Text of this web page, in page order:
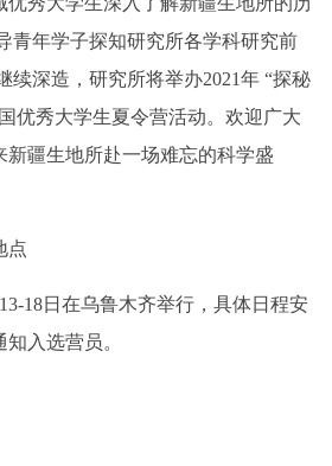
青年学子探知研究所各学科研究前
续深造，研究所将举办2021年 “探秘
优秀大学生夏令营活动。欢迎广大
新疆生地所赴一场难忘的科学盛
点
18日在乌鲁木齐举行，具体日程安
入选营员。